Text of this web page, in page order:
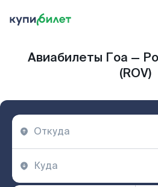
Авиабилеты Гоа —
(ROV)